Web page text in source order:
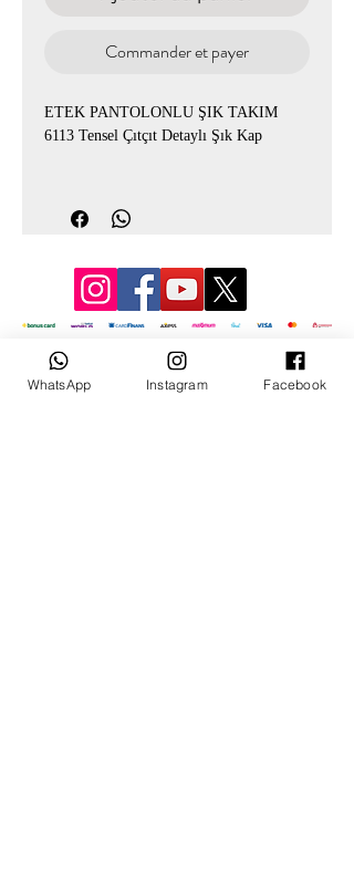
Commander et payer
ETEK PANTOLONLU ŞIK TAKIM
6113 Tensel Çıtçıt Detaylı Şık Kap
• Çıtçıt detaylı – çıtçıtlı kap
• Uzunluk: 110 cm
• Günlük & şık kombinlere uygun
Hızlı sipariş için web sitemizi ziyaret
www.nurnisa.com.tr
© 2022 par Mevlana
WhatsApp Instagram Facebook